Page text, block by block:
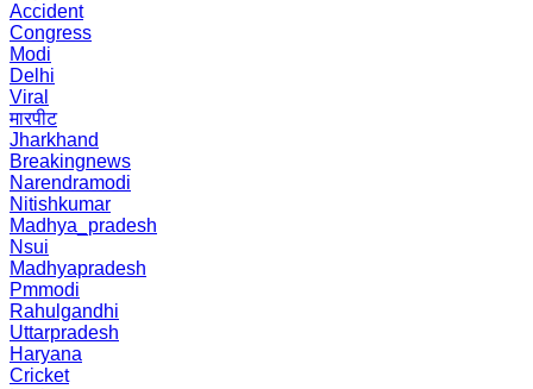
Accident
Congress
Modi
Delhi
Viral
मारपीट
Jharkhand
Breakingnews
Narendramodi
Nitishkumar
Madhya_pradesh
Nsui
Madhyapradesh
Pmmodi
Rahulgandhi
Uttarpradesh
Haryana
Cricket